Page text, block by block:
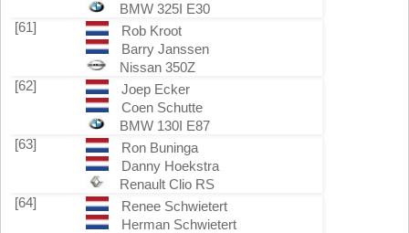
BMW 325I E30
[61]
Rob Kroot
Barry Janssen
Nissan 350Z
[62]
Joep Ecker
Coen Schutte
BMW 130I E87
[63]
Ron Buninga
Danny Hoekstra
Renault Clio RS
[64]
Renee Schwietert
Herman Schwietert